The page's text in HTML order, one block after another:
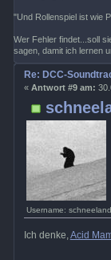
"Und Rollenspiel ist wie
Wer Fehler findet...soll
sagen, damit ich lernen
Username: schneeland
Re: DCC-
« Antwort #9 am:
Ich denke, Acid